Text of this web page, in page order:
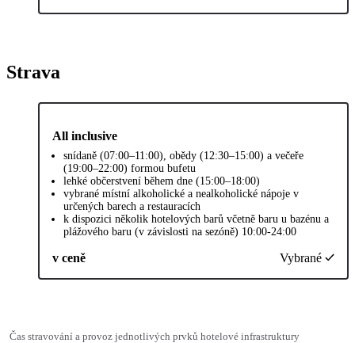
Strava
All inclusive
snídaně (07:00–11:00), obědy (12:30–15:00) a večeře
(19:00–22:00) formou bufetu
lehké občerstvení během dne (15:00–18:00)
vybrané místní alkoholické a nealkoholické nápoje v
určených barech a restauracích
k dispozici několik hotelových barů včetně baru u bazénu a
plážového baru (v závislosti na sezóně) 10:00-24:00
v ceně Vybrané
Čas stravování a provoz jednotlivých prvků hotelové infrastruktury